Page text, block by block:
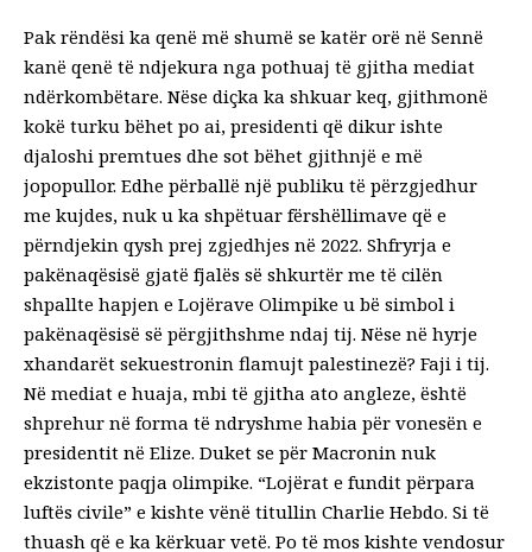
Pak rëndësi ka qenë më shumë se katër orë në Sennë
kanë qenë të ndjekura nga pothuaj të gjitha mediat
ndërkombëtare. Nëse diçka ka shkuar keq, gjithmonë
kokë turku bëhet po ai, presidenti që dikur ishte
djaloshi premtues dhe sot bëhet gjithnjë e më
jopopullor. Edhe përballë një publiku të përzgjedhur
me kujdes, nuk u ka shpëtuar fërshëllimave që e
përndjekin qysh prej zgjedhjes në 2022. Shfryrja e
pakënaqësisë gjatë fjalës së shkurtër me të cilën
shpallte hapjen e Lojërave Olimpike u bë simbol i
pakënaqësisë së përgjithshme ndaj tij. Nëse në hyrje
xhandarët sekuestronin flamujt palestinezë? Faji i tij.
Në mediat e huaja, mbi të gjitha ato angleze, është
shprehur në forma të ndryshme habia për vonesën e
presidentit në Elize. Duket se për Macronin nuk
ekzistonte paqja olimpike. “Lojërat e fundit përpara
luftës civile” e kishte vënë titullin Charlie Hebdo. Si të
thuash që e ka kërkuar vetë. Po të mos kishte vendosur